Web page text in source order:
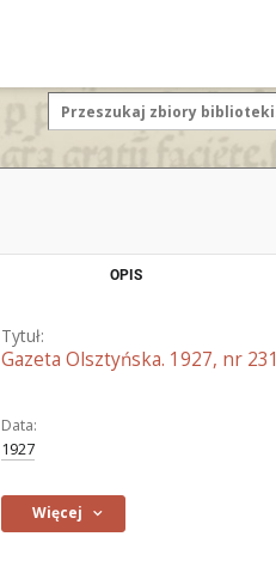
OPIS
Tytuł:
Gazeta Olsztyńska. 1927, nr 231
Data:
1927
Więcej